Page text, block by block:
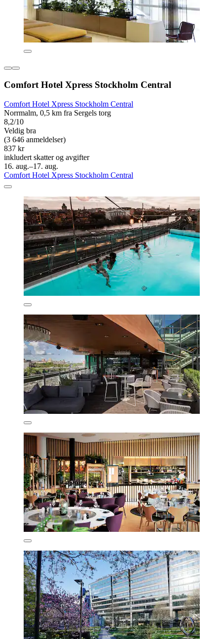
Comfort Hotel Xpress Stockholm Central
Comfort Hotel Xpress Stockholm Central
Norrmalm, 0,5 km fra Sergels torg
8,2/10
Veldig bra
(3 646 anmeldelser)
837 kr
inkludert skatter og avgifter
16. aug.–17. aug.
Comfort Hotel Xpress Stockholm Central